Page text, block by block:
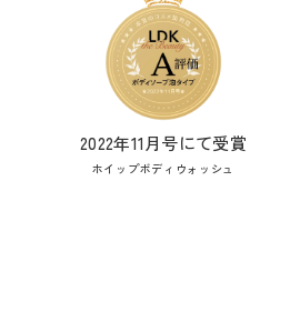
2022年11月号にて受賞
ホイップボディウォッシュ